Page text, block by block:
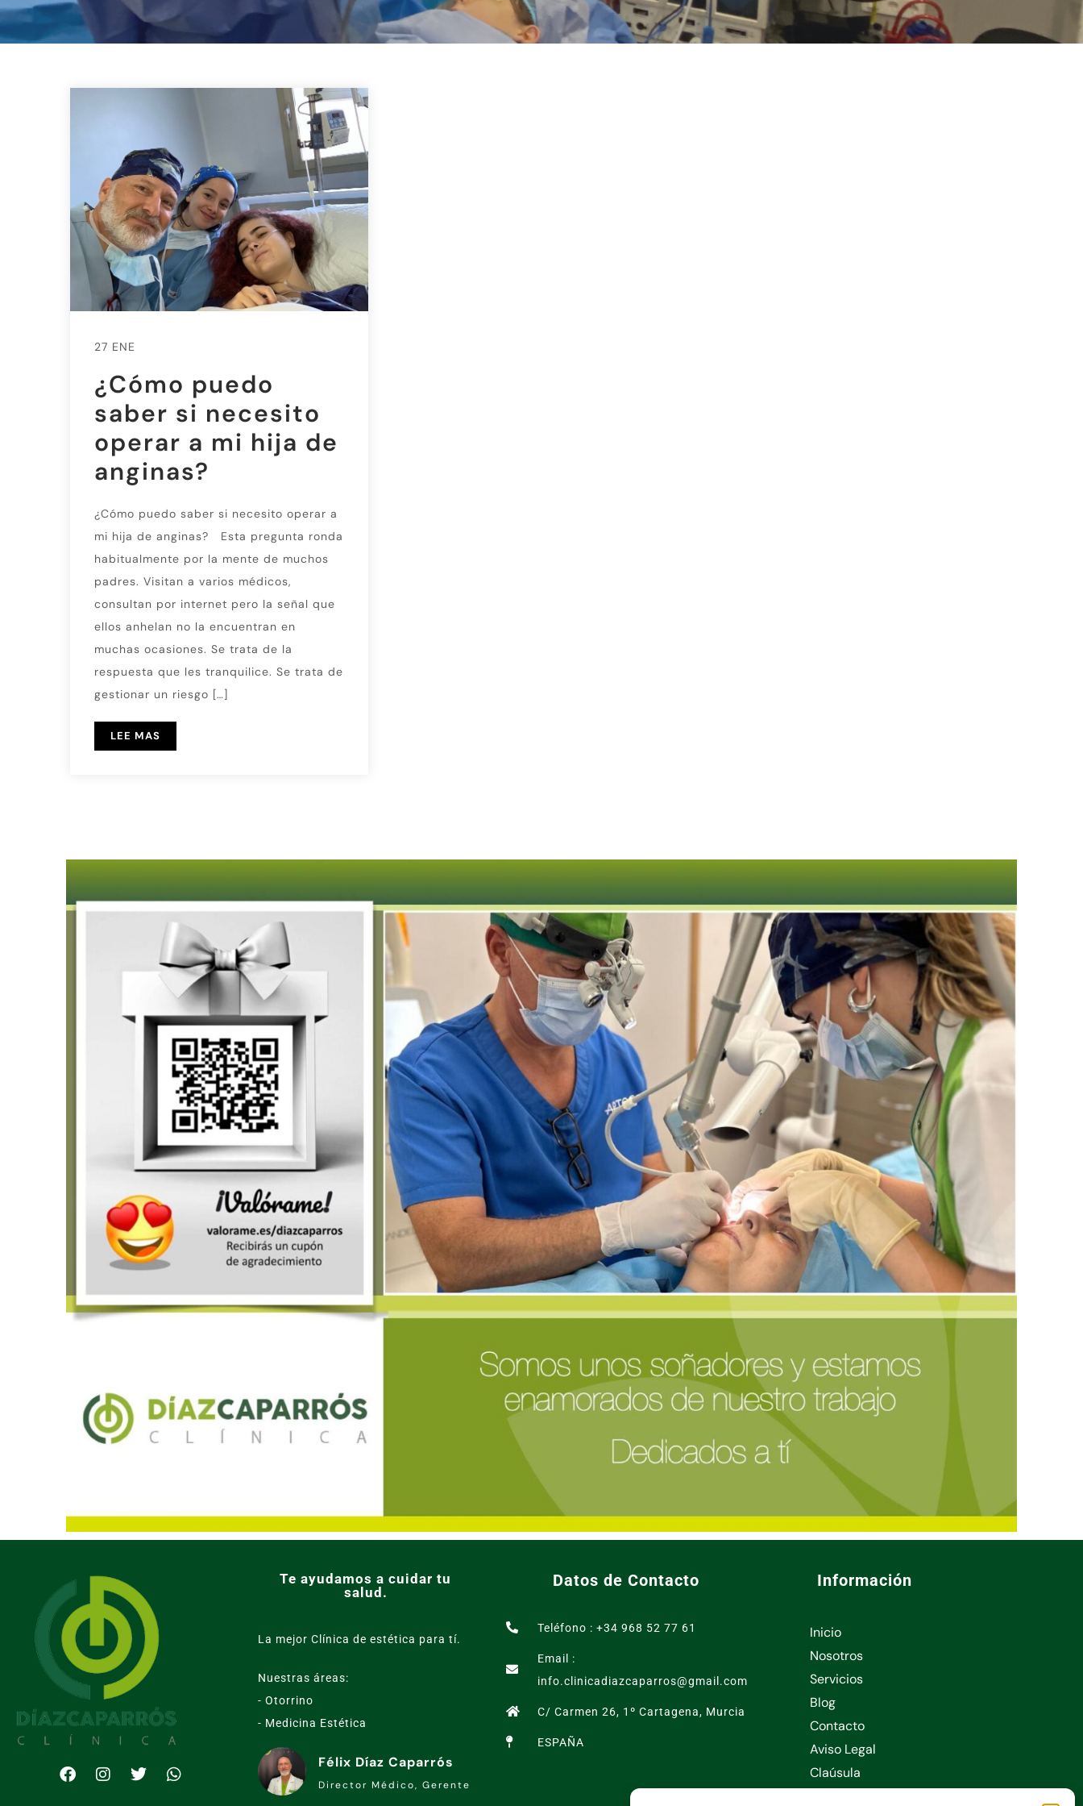
27 ENE
¿Cómo puedo
saber si necesito
operar a mi hija de
anginas?
¿Cómo puedo saber si necesito operar a
mi hija de anginas? Esta pregunta ronda
habitualmente por la mente de muchos
padres. Visitan a varios médicos,
consultan por internet pero la señal que
ellos anhelan no la encuentran en
muchas ocasiones. Se trata de la
respuesta que les tranquilice. Se trata de
gestionar un riesgo […]
LEE MAS
Te ayudamos a cuidar tu
salud.
La mejor Clínica de estética para tí.
Nuestras áreas:
- Otorrino
- Medicina Estética
Félix Díaz Caparrós
Director Médico, Gerente
Datos de Contacto
Teléfono : +34 968 52 77 61
Email :
info.clinicadiazcaparros@gmail.com
C/ Carmen 26, 1º Cartagena, Murcia
ESPAÑA
Información
Inicio
Nosotros
Servicios
Blog
Contacto
Aviso Legal
Claúsula